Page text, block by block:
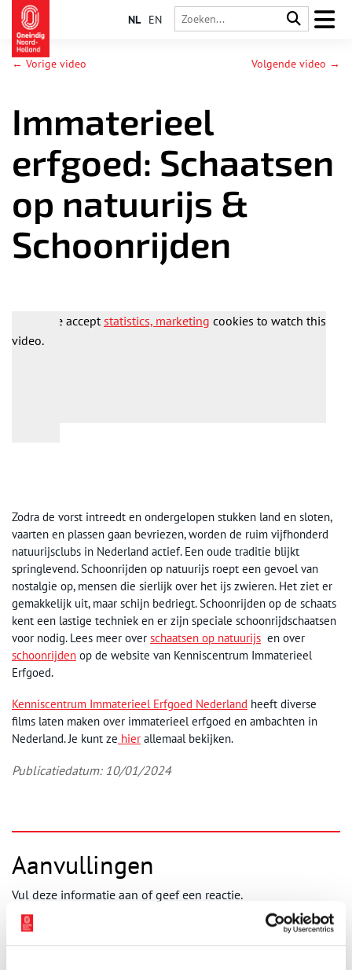
NL EN
← Vorige video Volgende video →
Immaterieel
erfgoed: Schaatsen
op natuurijs &
Schoonrijden
Please acceptstatistics, marketing cookies to watch this
video.
Zodra de vorst intreedt en ondergelopen stukken land en sloten,
vaarten en plassen gaan bevriezen, worden de ruim vijfhonderd
natuurijsclubs in Nederland actief. Een oude traditie blijkt
springlevend. Schoonrijden op natuurijs roept een gevoel van
nostalgie op, mensen die sierlijk over het ijs zwieren. Het ziet er
gemakkelijk uit, maar schijn bedriegt. Schoonrijden op de schaats
kent een lastige techniek en er zijn speciale schoonrijdschaatsen
voor nodig. Lees meer over schaatsen op natuurijs en over
schoonrijden op de website van Kenniscentrum Immaterieel
Erfgoed.
Kenniscentrum Immaterieel Erfgoed Nederland heeft diverse
films laten maken over immaterieel erfgoed en ambachten in
Nederland. Je kunt ze hier allemaal bekijken.
Publicatiedatum: 10/01/2024
Aanvullingen
Vul deze informatie aan of geef een reactie.